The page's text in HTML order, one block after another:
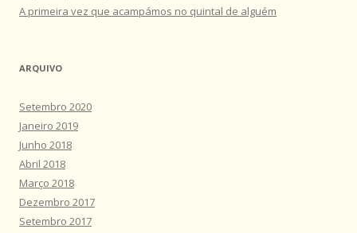
A primeira vez que acampámos no quintal de alguém
ARQUIVO
Setembro 2020
Janeiro 2019
Junho 2018
Abril 2018
Março 2018
Dezembro 2017
Setembro 2017